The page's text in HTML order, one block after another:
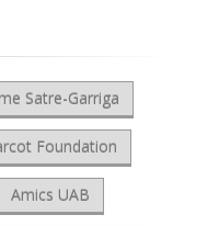
Satre-Garriga
Foundation
Amics UAB